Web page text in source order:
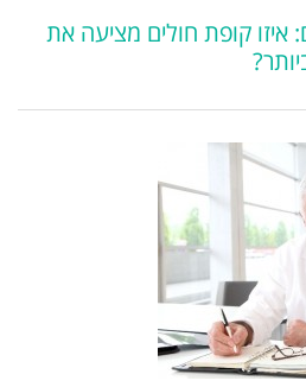
איזו קופת חולים מציעה את